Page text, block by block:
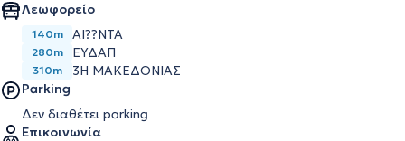
Λεωφορείο
140m ΑΙ??ΝΤΑ
280m ΕΥΔΑΠ
310m
3Η ΜΑΚΕΔΟΝΙΑΣ
Parking
Δεν διαθέτει parking
Επικοινωνία